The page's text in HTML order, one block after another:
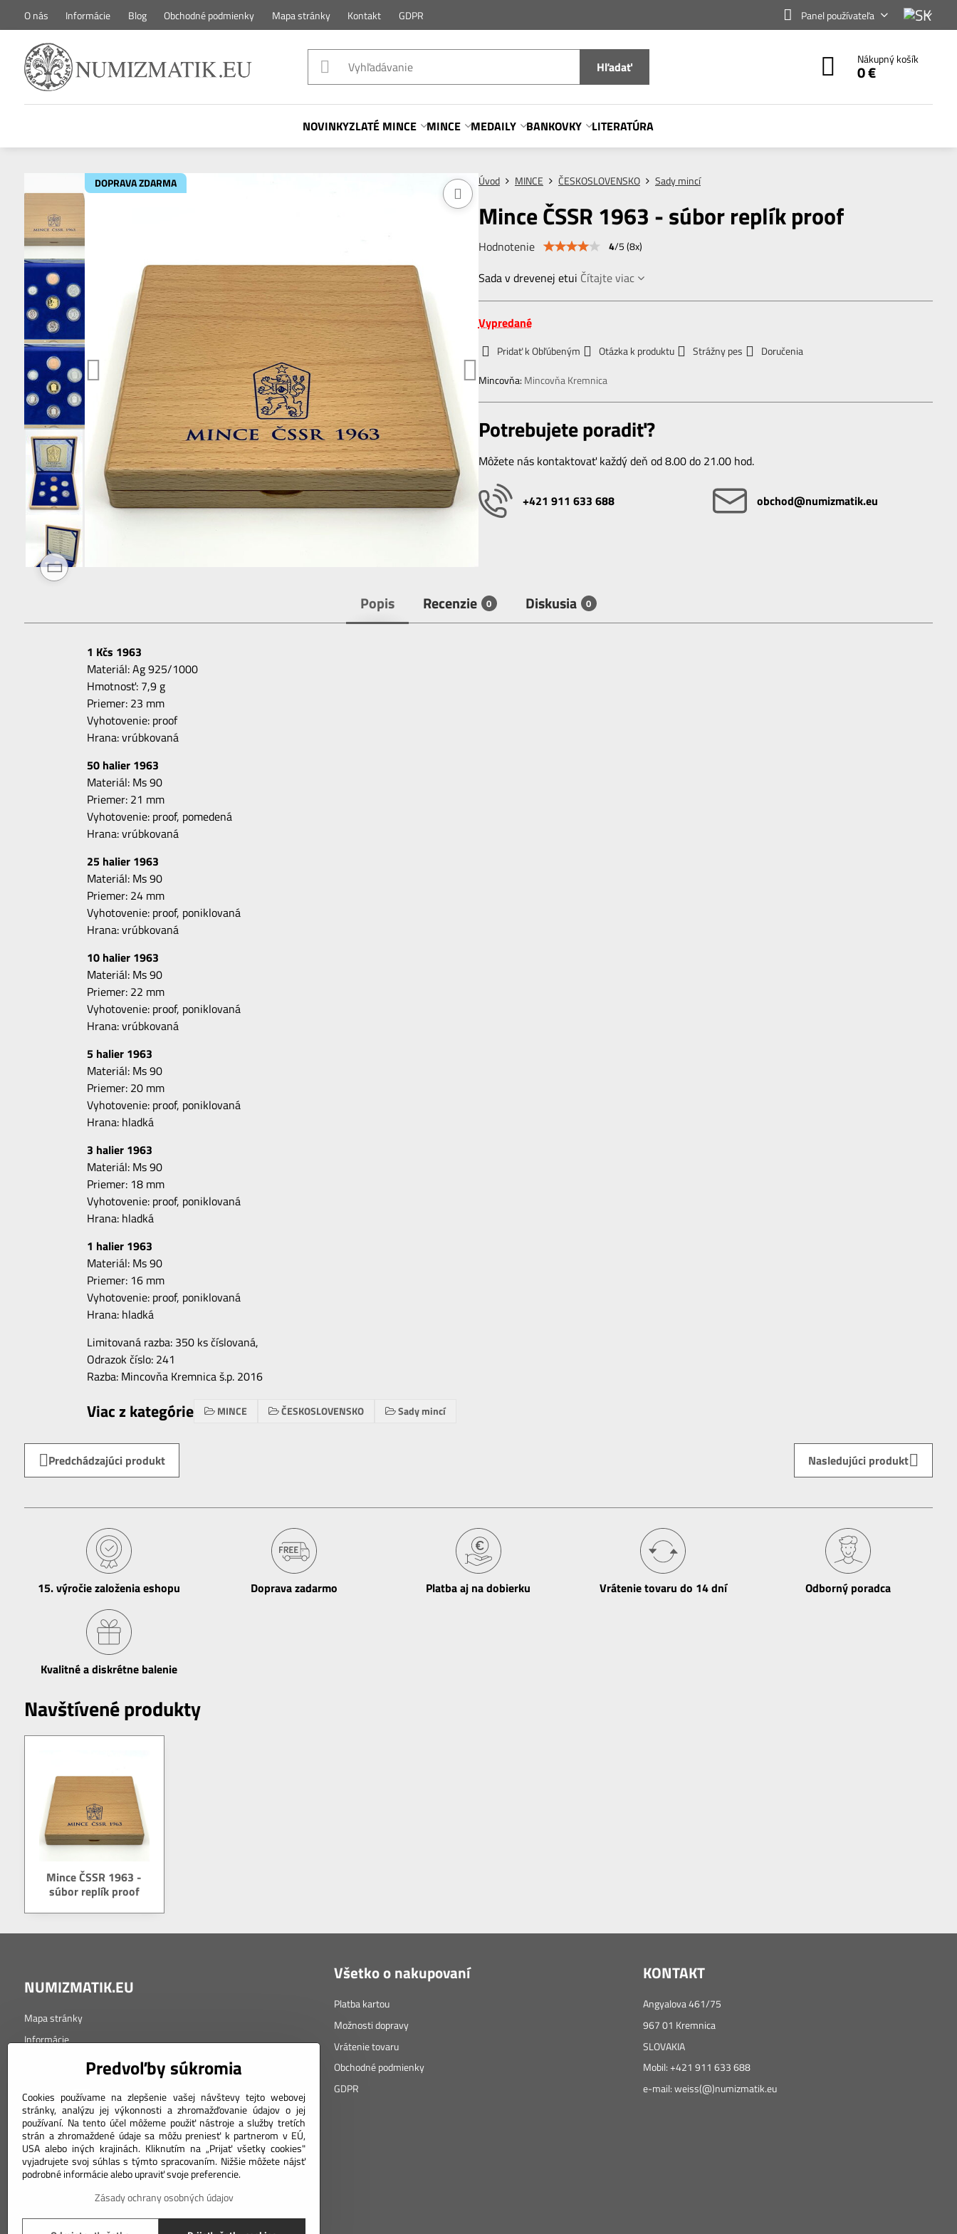
O nás Informácie Blog Obchodné podmienky Mapa stránky Kontakt GDPR Panel používateľa
Hľadať Nákupný košík
0 €
NOVINKYZLATÉ MINCE MINCE MEDAILY BANKOVKY LITERATÚRA
DOPRAVA ZDARMA Úvod MINCE ČESKOSLOVENSKO Sady mincí
Mince ČSSR 1963 - súbor replík proof
Hodnotenie 4/5(8x)
Sada v drevenej etui Čítajte viac
Vypredané
Pridať k Obľúbeným Otázka k produktu Strážny pes
Doručenia
Mincovňa: Mincovňa Kremnica
Potrebujete poradiť?
Môžete nás kontaktovať každý deň od 8.00 do 21.00 hod.
+421 911 633 688 obchod​@numizmatik​.eu
Popis Recenzie 0 Diskusia 0
1 Kčs 1963
Materiál:Ag 925/1000
Hmotnosť: 7,9 g
Priemer: 23 mm
Vyhotovenie: proof
Hrana: vrúbkovaná
50 halier 1963
Materiál: Ms 90
Priemer: 21 mm
Vyhotovenie: proof, pomedená
Hrana: vrúbkovaná
25 halier 1963
Materiál: Ms 90
Priemer: 24 mm
Vyhotovenie: proof, poniklovaná
Hrana: vrúbkovaná
10 halier 1963
Materiál: Ms 90
Priemer: 22 mm
Vyhotovenie: proof, poniklovaná
Hrana: vrúbkovaná
5 halier 1963
Materiál: Ms 90
Priemer: 20 mm
Vyhotovenie: proof, poniklovaná
Hrana: hladká
3 halier 1963
Materiál: Ms 90
Priemer: 18 mm
Vyhotovenie: proof, poniklovaná
Hrana: hladká
1 halier 1963
Materiál: Ms 90
Priemer: 16 mm
Vyhotovenie: proof, poniklovaná
Hrana: hladká
Limitovaná razba: 350 ks číslovaná,
Odrazok číslo: 241
Razba: Mincovňa Kremnica š.p. 2016
Viac z kategórie MINCE ČESKOSLOVENSKO Sady mincí
Predchádzajúci produkt Nasledujúci produkt
15​. výročie založenia eshopu Doprava zadarmo Platba aj na dobierku Vrátenie tovaru do 14 dní Odborný poradca
Kvalitné a diskrétne balenie
Navštívené produkty
Mince ČSSR 1963 -
súbor replík proof
NUMIZMATIK.EU
Mapa stránky
Informácie
Tabuľka značenia kvality
Objednávky
Všetko o nakupovaní
Platba kartou
Možnosti dopravy
Vrátenie tovaru
Obchodné podmienky
GDPR
KONTAKT
Angyalova 461/75
967 01 Kremnica
SLOVAKIA
Mobil: +421 911 633 688
e-mail: weiss(@)numizmatik.eu
Predvoľby súkromia
Cookies používame na zlepšenie vašej návštevy tejto webovej
stránky, analýzu jej výkonnosti a zhromažďovanie údajov o jej
používaní. Na tento účel môžeme použiť nástroje a služby tretích
strán a zhromaždené údaje sa môžu preniesť k partnerom v EÚ,
USA alebo iných krajinách. Kliknutím na „Prijať všetky cookies"
vyjadrujete svoj súhlas s týmto spracovaním. Nižšie môžete nájsť
podrobné informácie alebo upraviť svoje preferencie.
Zásady ochrany osobných údajov